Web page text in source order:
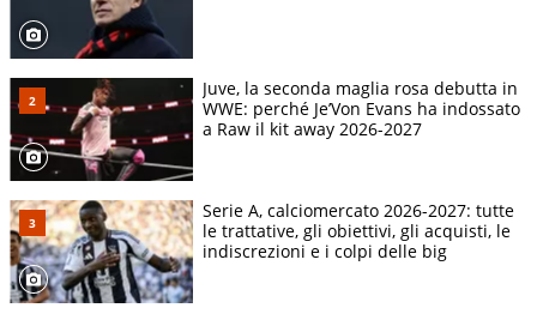
Juve, la seconda maglia rosa debutta in
WWE: perché Je’Von Evans ha indossato
a Raw il kit away 2026-2027
Serie A, calciomercato 2026-2027: tutte
le trattative, gli obiettivi, gli acquisti, le
indiscrezioni e i colpi delle big